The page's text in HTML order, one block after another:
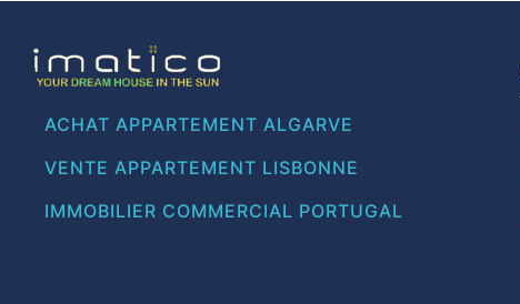
ACHAT APPARTEMENT ALGARVE
VENTE APPARTEMENT LISBONNE
IMMOBILIER COMMERCIAL PORTUGAL